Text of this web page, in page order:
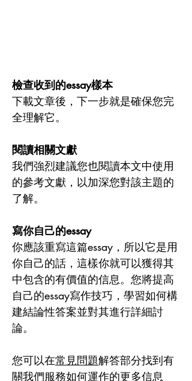
檢查收到的essay樣本
下載文章後，下一步就是確保您完
全理解它。
閱讀相關文獻
我們強烈建議您也閱讀本文中使用
的參考文獻，以加深您對該主題的
了解。
寫你自己的essay
你應該重寫這篇essay，所以它是用
你自己的話，這樣你就可以獲得其
中包含的有價值的信息。您將提高
自己的essay寫作技巧，學習如何構
建結論性答案並對其進行詳細討
論。
您可以在常見問題解答部分找到有
關我們服務如何運作的更多信息